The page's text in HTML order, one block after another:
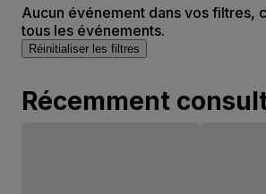
Aucun événement dans vos filtres,
tous les événements.
Réinitialiser les filtres
Récemment